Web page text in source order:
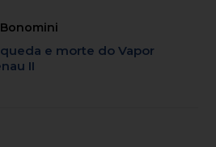
e morte do Vapor
II